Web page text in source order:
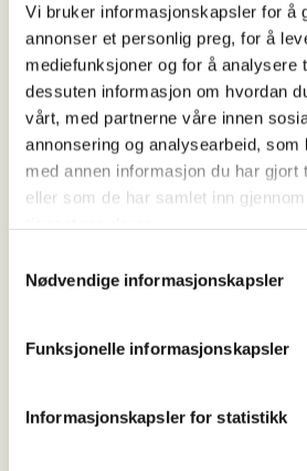
Vi bruker informasjonskapsler for å
annonser et personlig preg, for å
mediefunksjoner og for å analysere
dessuten informasjon om hvordan
vårt, med partnerne våre innen
annonsering og analysearbeid, som
med annen informasjon du har gjort
eller som de har samlet inn
Nødvendige informasjonskapsler
Funksjonelle informasjonskapsler
Informasjonskapsler for statistikk
Tid
07. Nov 2026
Kl. 00.00 - 00.00
Arrangør
bjarte@erstad.no